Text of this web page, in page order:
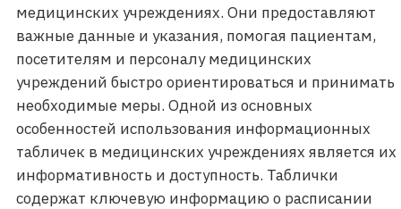
медицинских учреждениях. Они предоставляют
важные данные и указания, помогая пациентам,
посетителям и персоналу медицинских
учреждений быстро ориентироваться и принимать
необходимые меры. Одной из основных
особенностей использования информационных
табличек в медицинских учреждениях является их
информативность и доступность. Таблички
содержат ключевую информацию о расписании